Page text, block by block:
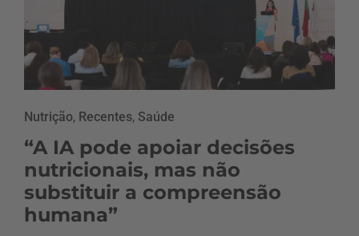
Nutrição, Recentes, Saúde
“A IA pode apoiar decisões
nutricionais, mas não
substituir a compreensão
humana”